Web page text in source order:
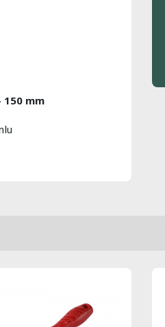
150 mm